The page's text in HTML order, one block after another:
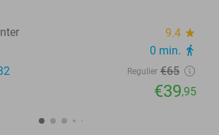
9.4 star
0 min. directions_walk
Regulier €65
€39,95